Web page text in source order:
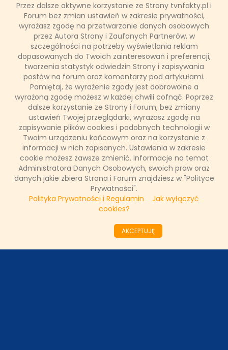
Przez dalsze aktywne korzystanie ze Strony tvnfakty.pl i
Forum bez zmian ustawień w zakresie prywatności,
wyrażasz zgodę na przetwarzanie danych osobowych
przez Autora Strony i Zaufanych Partnerów, w
szczególności na potrzeby wyświetlania reklam
dopasowanych do Twoich zainteresowań i preferencji,
tworzenia statystyk odwiedzin Strony i zapisywania
postów na forum oraz komentarzy pod artykułami.
Pamiętaj, że wyrażenie zgody jest dobrowolne a
wyrażoną zgodę możesz w każdej chwili cofnąć. Poprzez
dalsze korzystanie ze Strony i Forum, bez zmiany
ustawień Twojej przeglądarki, wyrażasz zgodę na
zapisywanie plików cookies i podobnych technologii w
Twoim urządzeniu końcowym oraz na korzystanie z
informacji w nich zapisanych. Ustawienia w zakresie
cookie możesz zawsze zmienić. Informacje na temat
Administratora Danych Osobowych, swoich praw oraz
danych jakie zbiera Strona i Forum znajdziesz w "Polityce
Prywatności".
Polityka Prywatności i Regulamin
Jak wyłączyć
cookies?
AKCEPTUJĘ
PARTNERZY
SONDA
NASZE WYWIADY
FAKTY TVN
WAŻNE RELACJE
Copyright © 2011 - 2026 by www.tvnfakty.pl| Wszystkie prawa
zastrzeżone.